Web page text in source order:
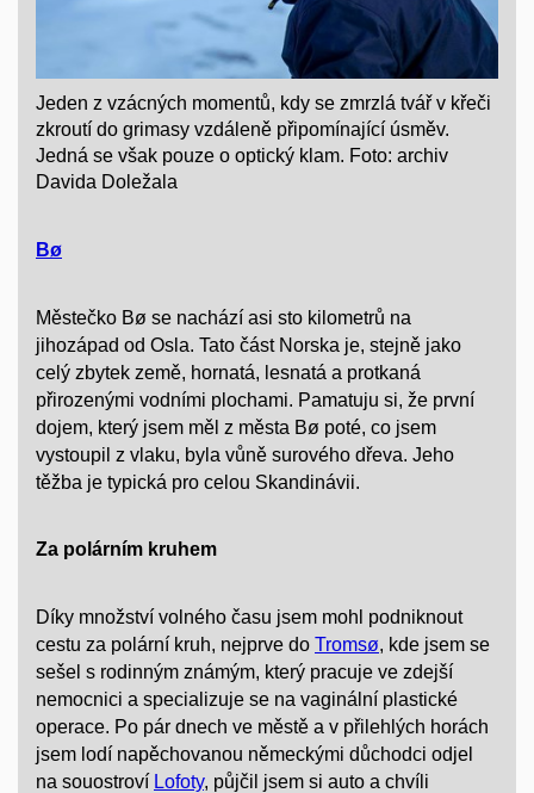
Jeden z vzácných momentů, kdy se zmrzlá tvář v křeči
zkroutí do grimasy vzdáleně připomínající úsměv.
Jedná se však pouze o optický klam. Foto: archiv
Davida Doležala
Bø
Městečko Bø se nachází asi sto kilometrů na
jihozápad od Osla. Tato část Norska je, stejně jako
celý zbytek země, hornatá, lesnatá a protkaná
přirozenými vodními plochami. Pamatuju si, že první
dojem, který jsem měl z města Bø poté, co jsem
vystoupil z vlaku, byla vůně surového dřeva. Jeho
těžba je typická pro celou Skandinávii.
Za polárním kruhem
Díky množství volného času jsem mohl podniknout
cestu za polární kruh, nejprve do Tromsø, kde jsem se
sešel s rodinným známým, který pracuje ve zdejší
nemocnici a specializuje se na vaginální plastické
operace. Po pár dnech ve městě a v přilehlých horách
jsem lodí napěchovanou německými důchodci odjel
na souostroví Lofoty, půjčil jsem si auto a chvíli